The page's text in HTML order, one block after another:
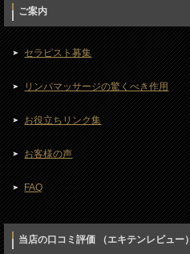
ご案内
セラピスト募集
リンパマッサージの驚くべき作用
お役立ちリンク集
お客様の声
FAQ
当店の口コミ評価 （エキテンレビュー）